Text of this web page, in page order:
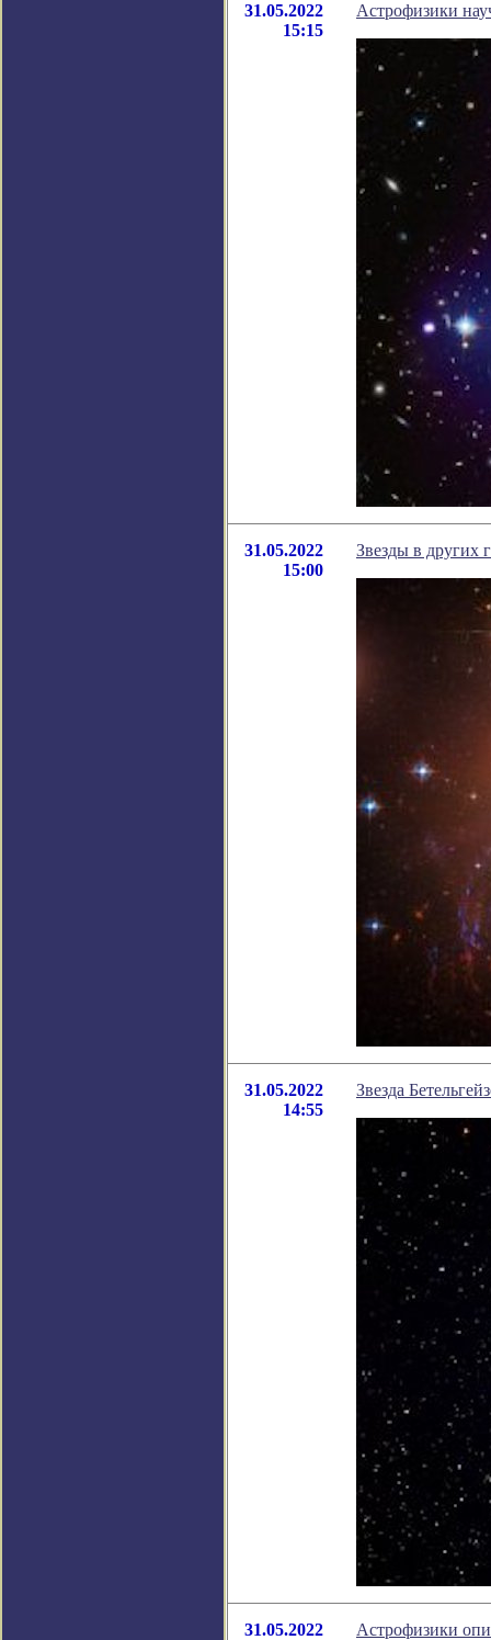
31.05.2022
15:15
Астрофизики
31.05.2022
15:00
Звезды в других
31.05.2022
14:55
Звезда
31.05.2022 Астрофизики